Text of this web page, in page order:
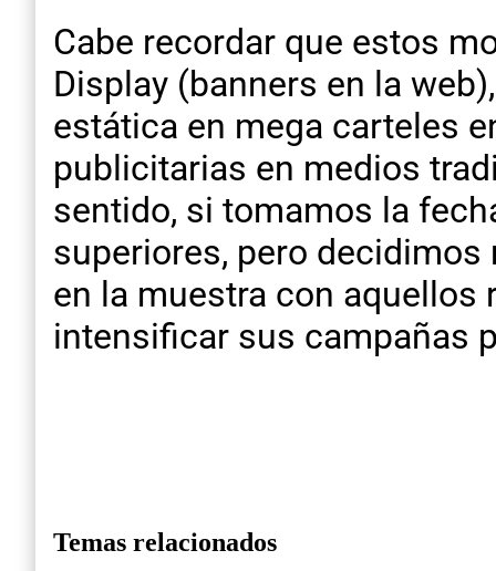
Cabe recordar que estos
Display (banners en la
estática en mega carteles
publicitarias en medios
sentido, si tomamos la
superiores, pero
en la muestra con aquellos
intensificar sus campañas
Temas relacionados